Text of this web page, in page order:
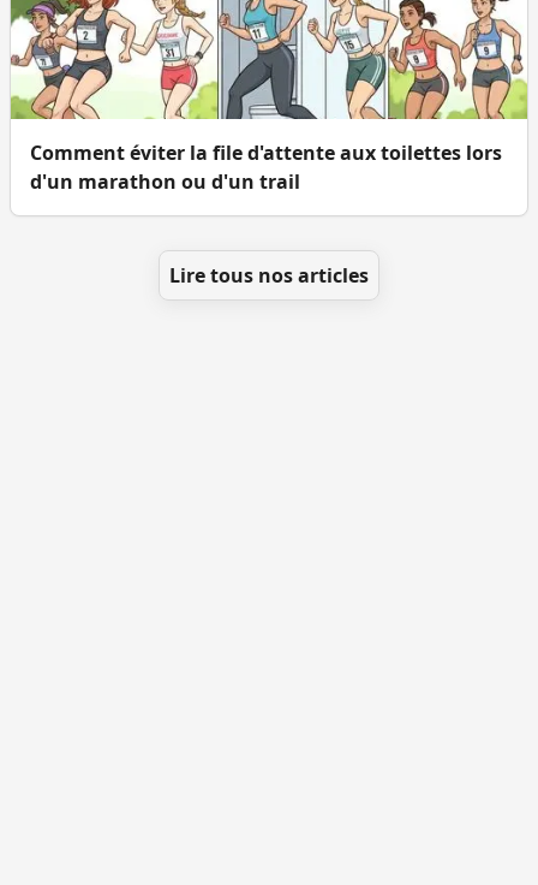
Comment éviter la file d'attente aux toilettes lors
d'un marathon ou d'un trail
Lire tous nos articles